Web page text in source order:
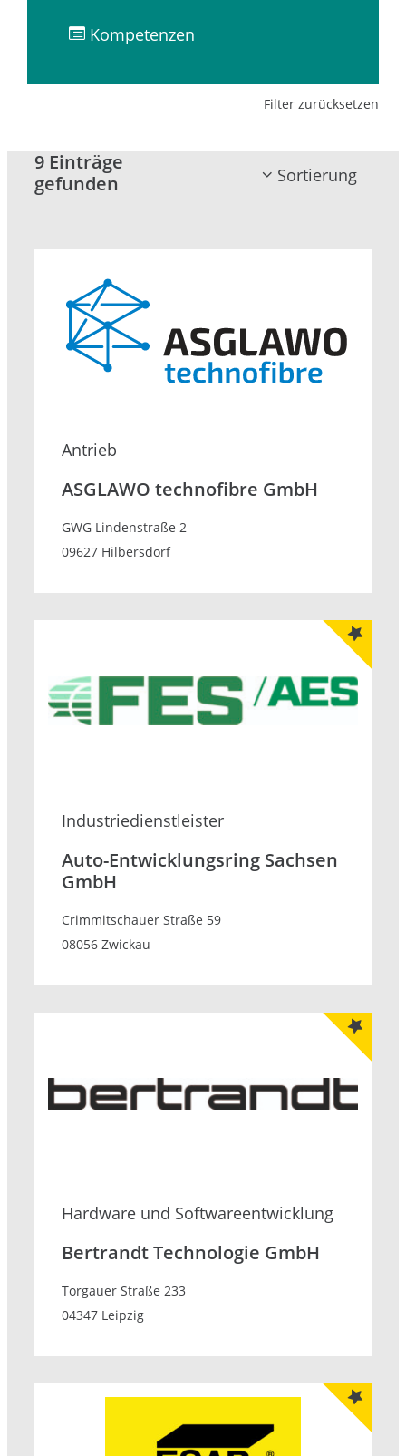
Kompetenzen
Filter zurücksetzen
9 Einträge
gefunden
Sortierung
Antrieb
ASGLAWO technofibre GmbH
GWG Lindenstraße 2
09627 Hilbersdorf
Industrie­dienstleister
Auto-Entwicklungsring Sachsen
GmbH
Crimmitschauer Straße 59
08056 Zwickau
Hardware und Softwareentwicklung
Bertrandt Technologie GmbH
Torgauer Straße 233
04347 Leipzig